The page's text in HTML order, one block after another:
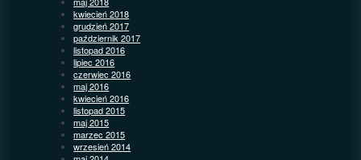
kwiecień 2018
grudzień 2017
październik 2017
listopad 2016
lipiec 2016
czerwiec 2016
maj 2016
kwiecień 2016
listopad 2015
maj 2015
marzec 2015
wrzesień 2014